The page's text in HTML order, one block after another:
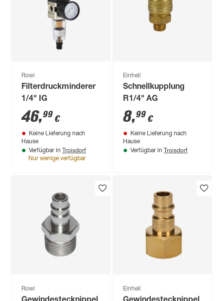
Rowi
Filterdruckminderer
1/4" IG
46,99 €
Keine Lieferung nach
Hause
Verfügbar in Troisdorf
Nur wenige verfügbar
Einhell
Schnellkupplung
R1/4" AG
8,99 €
Keine Lieferung nach
Hause
Verfügbar in Troisdorf
Rowi Einhell